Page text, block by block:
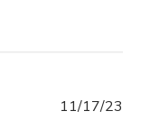
11/17/23